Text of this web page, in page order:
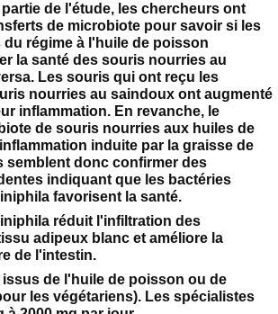
partie de l'étude, les chercheurs ont
de microbiote pour savoir si les
régime à l'huile de poisson
la santé des souris nourries au
Les souris qui ont reçu les
nourries au saindoux ont augmenté
inflammation. En revanche, le
de souris nourries aux huiles de
induite par la graisse de
semblent donc confirmer des
indiquant que les bactéries
favorisent la santé.
réduit l'infiltration des
adipeux blanc et améliore la
de l'intestin.
issus de l'huile de poisson ou de
les végétariens). Les spécialistes